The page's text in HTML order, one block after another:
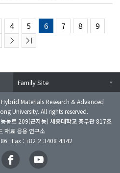
4 5 6 7 8
9
Family Site
Materials Research & Advanced
University. All rights reserved.
동로 209(군자동) 세종대학교 충무관 817호
재료 응용 연구소
Fax : +82-2-3408-4342